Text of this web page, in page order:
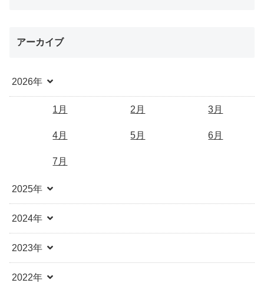
アーカイブ
2026年
1月 2月 3月
4月 5月 6月
7月
2025年
2024年
2023年
2022年